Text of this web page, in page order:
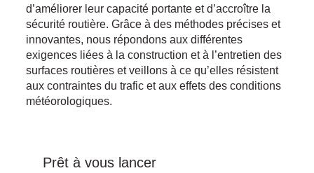
d’améliorer leur capacité portante et d’accroître la
sécurité routière. Grâce à des méthodes précises et
innovantes, nous répondons aux différentes
exigences liées à la construction et à l’entretien des
surfaces routières et veillons à ce qu’elles résistent
aux contraintes du trafic et aux effets des conditions
météorologiques.
Prêt à vous lancer